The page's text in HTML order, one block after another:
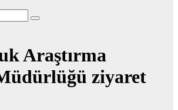
Araştırma
ziyaret